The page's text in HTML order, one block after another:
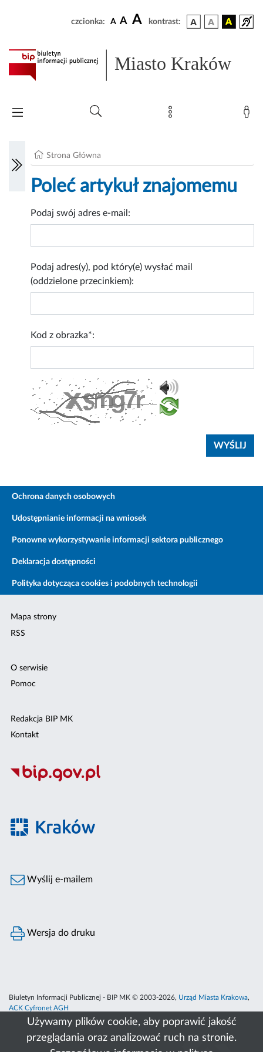
Używamy plików cookie, aby poprawić jakość
przeglądania oraz analizować ruch na stronie.
czcionka: A A A kontrast:
Miasto Kraków
Strona Główna
Poleć artykuł znajomemu
Podaj swój adres e-mail:
Podaj adres(y), pod który(e) wysłać mail
(oddzielone przecinkiem):
Kod z obrazka*:
Ochrona danych osobowych
Udostępnianie informacji na wniosek
Ponowne wykorzystywanie informacji sektora publicznego
Deklaracja dostępności
Polityka dotycząca cookies i podobnych technologii
Mapa strony
RSS
O serwisie
Pomoc
Redakcja BIP MK
Kontakt
Wyślij e-mailem
Wersja do druku
Biuletyn Informacji Publicznej - BIP MK © 2003-2026, Urząd Miasta Krakowa,
ACK Cyfronet AGH